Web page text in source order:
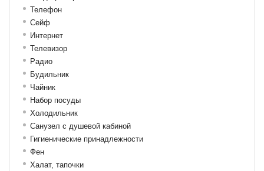
Телефон
Сейф
Интернет
Телевизор
Радио
Будильник
Чайник
Набор посуды
Холодильник
Санузел с душевой кабиной
Гигиенические принадлежности
Фен
Халат, тапочки